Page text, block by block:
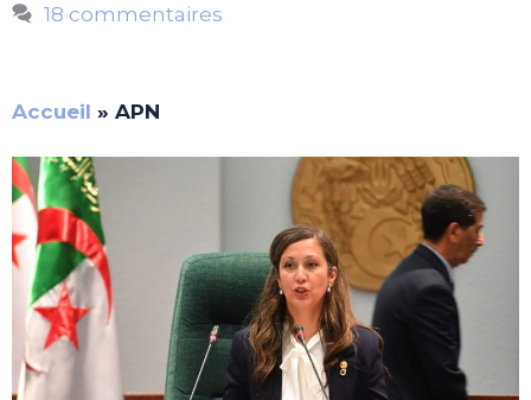
18 commentaires
Accueil » APN